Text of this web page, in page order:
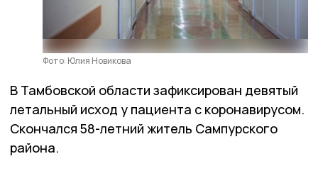
Фото: Юлия Новикова
В Тамбовской области зафиксирован девятый
летальный исход у пациента с коронавирусом.
Скончался 58-летний житель Сампурского
района.